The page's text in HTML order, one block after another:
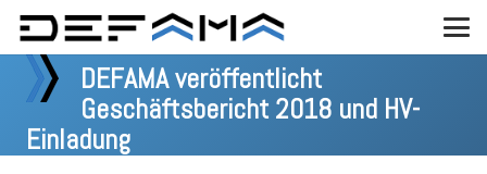
DEFAMA veröffentlicht
Geschäftsbericht 2018 und HV-
Einladung